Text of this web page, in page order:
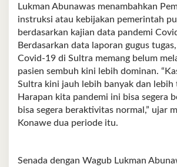
Lukman Abunawas menambahkan
instruksi atau kebijakan pemerintah
berdasarkan kajian data pandemi
Berdasarkan data laporan gugus
Covid-19 di Sultra memang belum
pasien sembuh kini lebih dominan.
Sultra kini jauh lebih banyak dan lebih
Harapan kita pandemi ini bisa segera
bisa segera beraktivitas normal,” ujar
Konawe dua periode itu.
Senada dengan Wagub Lukman